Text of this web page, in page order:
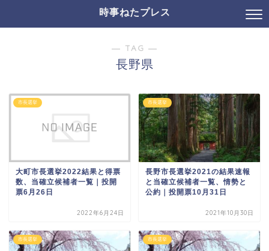
時事ねたプレス
― TAG ―
長野県
市長選挙
大町市長選挙2022結果と得票
数、当確立候補者一覧｜投開
票6月26日
2022年6月24日
市長選挙
長野市長選挙2021の結果速報
と当確立候補者一覧、情勢と
公約｜投開票10月31日
2021年10月30日
市長選挙 市長選挙